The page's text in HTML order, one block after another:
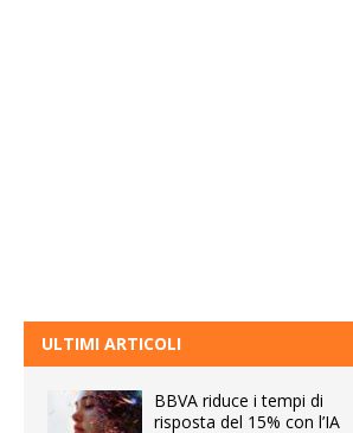
ULTIMI ARTICOLI
BBVA riduce i tempi di
risposta del 15% con l’IA